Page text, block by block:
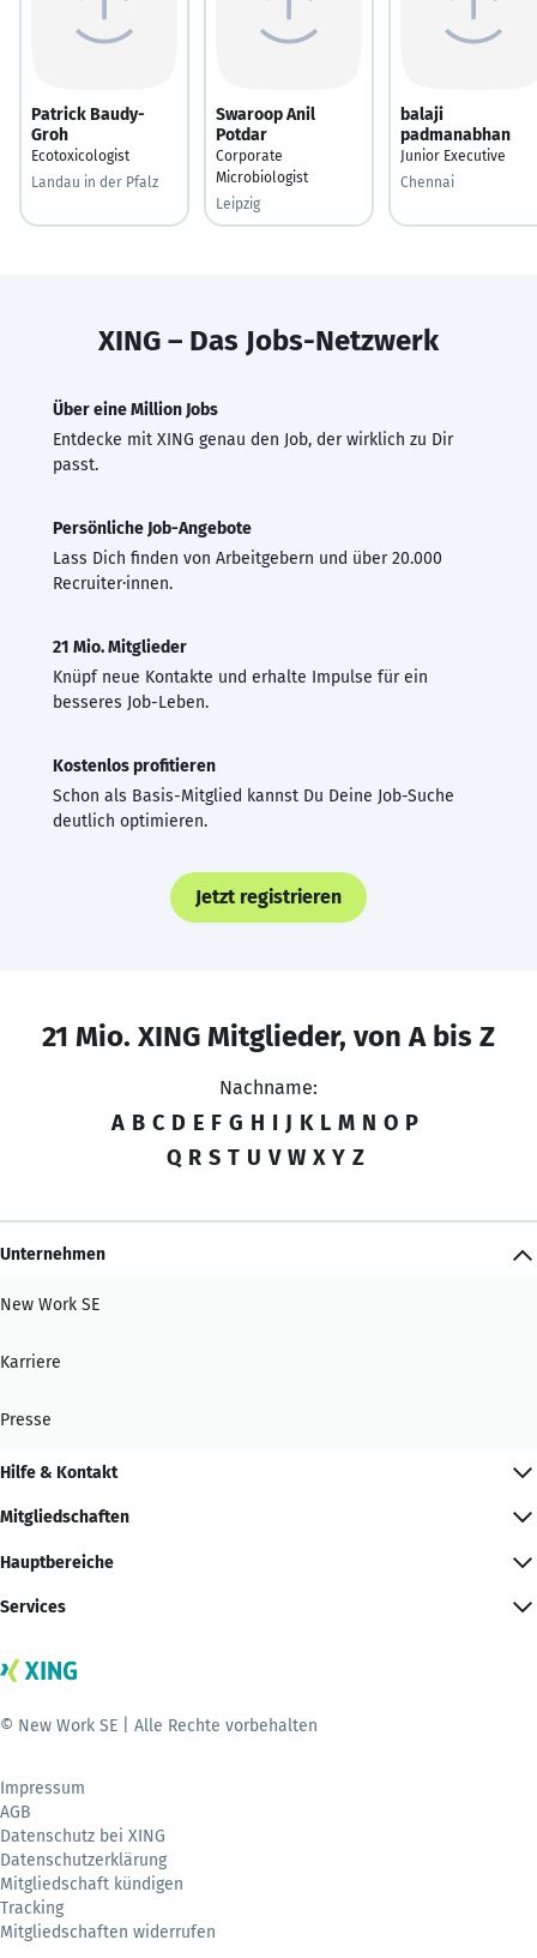
Patrick Baudy-
Groh
Ecotoxicologist
Landau in der Pfalz
Swaroop Anil
Potdar
Corporate
Microbiologist
Leipzig
balaji
padmanabhan
Junior Executive
Chennai
XING – Das Jobs-Netzwerk
Über eine Million Jobs
Entdecke mit XING genau den Job, der wirklich zu Dir
passt.
Persönliche Job-Angebote
Lass Dich finden von Arbeitgebern und über 20.000
Recruiter·innen.
21 Mio. Mitglieder
Knüpf neue Kontakte und erhalte Impulse für ein
besseres Job-Leben.
Kostenlos profitieren
Schon als Basis-Mitglied kannst Du Deine Job-Suche
deutlich optimieren.
Jetzt registrieren
21 Mio. XING Mitglieder, von A bis Z
Nachname:
A B C D E F G H I J K L M N O P
Q R S T U V W X Y Z
Unternehmen
New Work SE
Karriere
Presse
Hilfe & Kontakt
Mitgliedschaften
Hauptbereiche
Services
© New Work SE | Alle Rechte vorbehalten
Impressum
AGB
Datenschutz bei XING
Datenschutzerklärung
Mitgliedschaft kündigen
Tracking
Mitgliedschaften widerrufen